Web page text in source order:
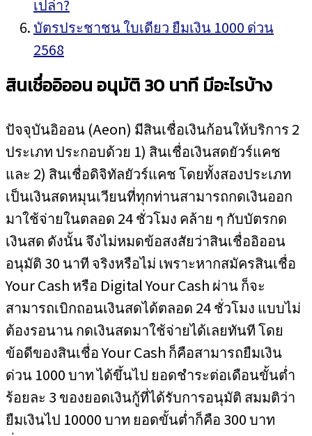
เปล่า?
บัตรประชาชน ใบเดียว ยืมเงิน 1000 ด่วน
2568
สินเชื่ออิออน อนุมัติ 30 นาที มีอะไรบ้าง
ปัจจุบันอิออน (Aeon) มีสินเชื่อเงินก้อนให้บริการ 2
ประเภท ประกอบด้วย 1) สินเชื่อเงินสดยัวร์แคช
และ 2) สินเชื่อดิจิทัลยัวร์แคช โดยทั้งสองประเภท
เป็นเงินสดหมุนเวียนที่ทุกท่านสามารถกดเงินออก
มาใช้จ่ายในตลอด 24 ชั่วโมง คล้าย ๆ กับบัตรกด
เงินสด ดังนั้น จึงไม่หมดข้อสงสัยว่าสินเชื่ออิออน
อนุมัติ 30 นาที จริงหรือไม่ เพราะหากสมัครสินเชื่อ
Your Cash หรือ Digital Your Cash ผ่าน ก็จะ
สามารถเบิกถอนเงินสดได้ตลอด 24 ชั่วโมง แบบไม่
ต้องรอนาน กดเงินสดมาใช้จ่ายได้เลยทันที โดย
ข้อดีของสินเชื่อ Your Cash ก็คือสามารถยืมเงิน
ด่วน 1000 บาท ได้ขึ้นไป ยอดชำระต่อเดือนขั้นต่ำ
ร้อยละ 3 ของยอดเงินกู้ที่ได้รับการอนุมัติ สมมติว่า
ยืมเงินไป 10000 บาท ยอดขั้นต่ำก็คือ 300 บาท